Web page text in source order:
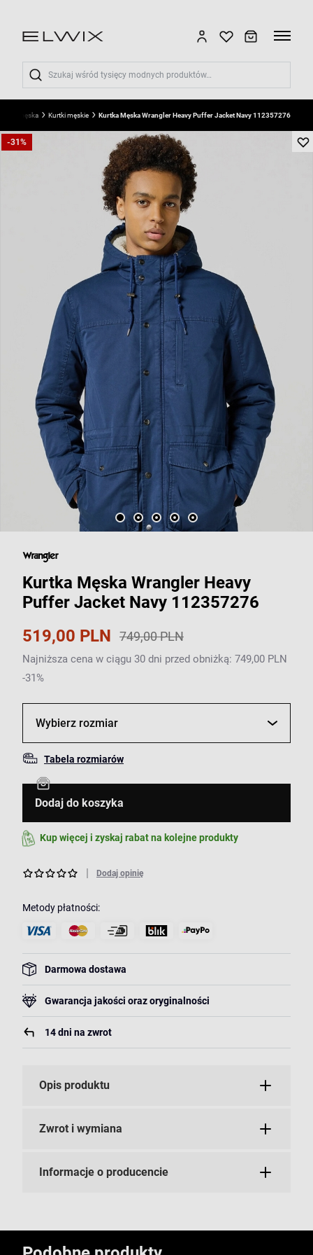
Wyszukaj
męska Kurtki męskie Kurtka Męska Wrangler Heavy Puffer Jacket Navy 112357276
-31%
Kurtka Męska Wrangler Heavy
Puffer Jacket Navy 112357276
519,00 PLN
749,00 PLN
Najniższa cena w ciągu 30 dni przed obniżką: 749,00 PLN
-31%
Wybierz rozmiar
Tabela rozmiarów
Dodaj do koszyka
Kup więcej i zyskaj rabat na kolejne produkty
Dodaj opinię
Metody płatności:
Darmowa dostawa
Gwarancja jakości oraz oryginalności
14 dni na zwrot
Opis produktu
Zwrot i wymiana
Informacje o producencie